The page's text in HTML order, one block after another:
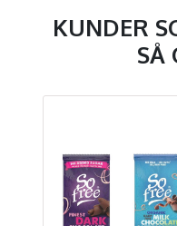
KUNDER
SÅ